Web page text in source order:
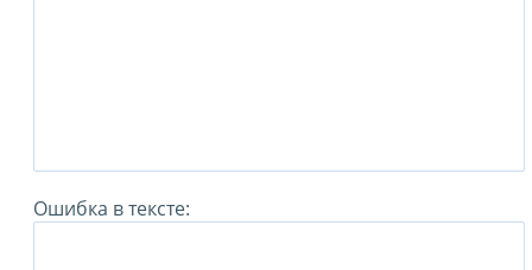
Ошибка в тексте: